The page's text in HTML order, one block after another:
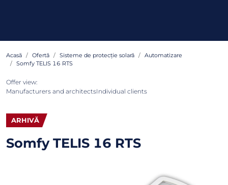
Acasă Ofertă Sisteme de protecție solară
Automatizare
Somfy TELIS 16 RTS
Offer view:
Manufacturers and architectsIndividual clients
ARHIVĂ
Somfy TELIS 16 RTS